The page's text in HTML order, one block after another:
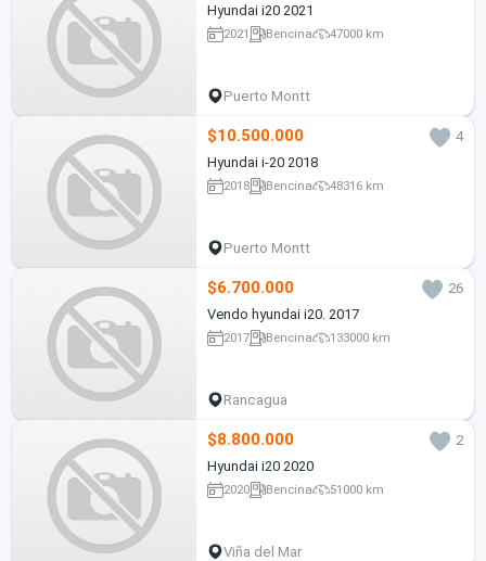
Hyundai i20 2021
2021 Bencina 47000 km
Puerto Montt
$10.500.000
4
Hyundai i-20 2018
2018 Bencina 48316 km
Puerto Montt
$6.700.000
26
Vendo hyundai i20. 2017
2017 Bencina 133000 km
Rancagua
$8.800.000
2
Hyundai i20 2020
2020 Bencina 51000 km
Viña del Mar